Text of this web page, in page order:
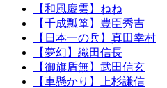
【和風慶雲】ねね
【千成瓢箪】豊臣秀吉
【日本一の兵】真田幸村
【夢幻】織田信長
【御旗盾無】武田信玄
【車懸かり】上杉謙信